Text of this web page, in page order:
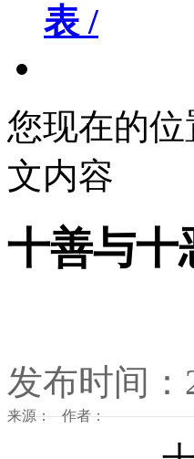
表 /
您现在的位
文内容
十善与十
发布时间：
来源： 作者：